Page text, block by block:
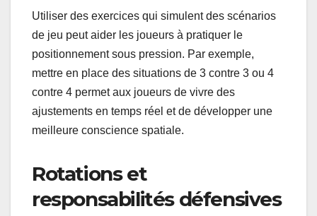
Utiliser des exercices qui simulent des scénarios
de jeu peut aider les joueurs à pratiquer le
positionnement sous pression. Par exemple,
mettre en place des situations de 3 contre 3 ou 4
contre 4 permet aux joueurs de vivre des
ajustements en temps réel et de développer une
meilleure conscience spatiale.
Rotations et
responsabilités défensives